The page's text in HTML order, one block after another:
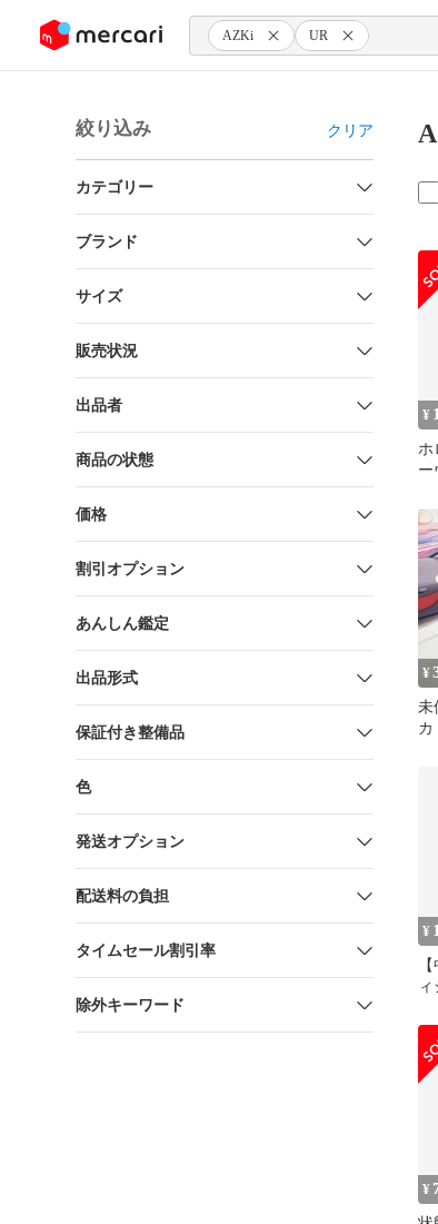
ツにスキップ AZKi UR
絞り込み クリア
カテゴリー
ブランド
サイズ
販売状況
出品者
商品の状態
価格
割引オプション
あんしん鑑定
出品形式
保証付き整備品
色
発送オプション
配送料の負担
タイムセール割引率
除外キーワード
¥
ホ
ー
¥
未
カ
¥
¥